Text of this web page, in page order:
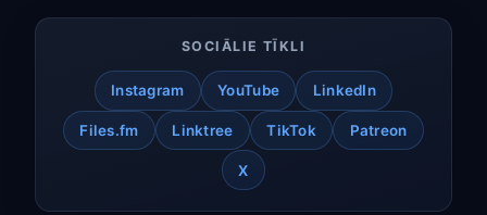
SOCIĀLIE TĪKLI
Instagram YouTube LinkedIn
Files.fm Linktree TikTok Patreon
X